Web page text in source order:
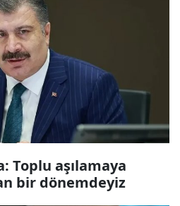
Toplu aşılamaya
bir dönemdeyiz